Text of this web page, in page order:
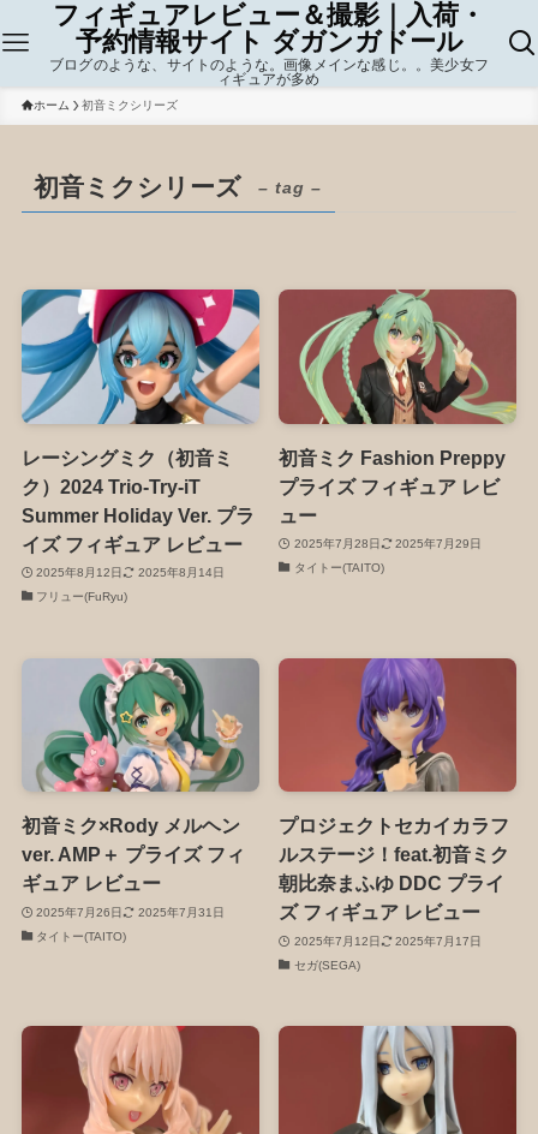
フィギュアレビュー＆撮影｜入荷・
予約情報サイト ダガンガドール
ブログのような、サイトのような。画像メインな感じ。。美少女フ
ィギュアが多め
ホーム 初音ミクシリーズ
初音ミクシリーズ – tag –
レーシングミク（初音ミ
ク）2024 Trio-Try-iT
Summer Holiday Ver. プラ
イズ フィギュア レビュー
2025年8月12日
2025年8月14日
フリュー(FuRyu)
初音ミク Fashion Preppy
プライズ フィギュア レビ
ュー
2025年7月28日
2025年7月29日
タイトー(TAITO)
初音ミク×Rody メルヘン
ver. AMP＋ プライズ フィ
ギュア レビュー
2025年7月26日
2025年7月31日
タイトー(TAITO)
プロジェクトセカイカラフ
ルステージ！feat.初音ミク
朝比奈まふゆ DDC プライ
ズ フィギュア レビュー
2025年7月12日
2025年7月17日
セガ(SEGA)